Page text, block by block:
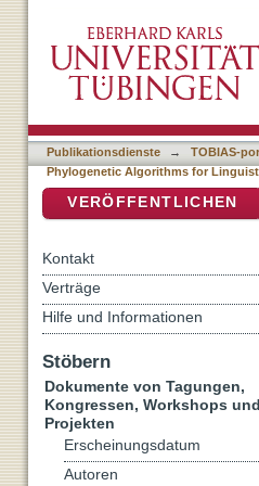
Linguistics nach
Publikationsdienste → TOBIAS-
Phylogenetic Algorithms for
VERÖFFENTLICHEN
Kontakt
Verträge
Hilfe und Informationen
Stöbern
Dokumente von Tagungen,
Kongressen, Workshops und
Projekten
Erscheinungsdatum
Autoren